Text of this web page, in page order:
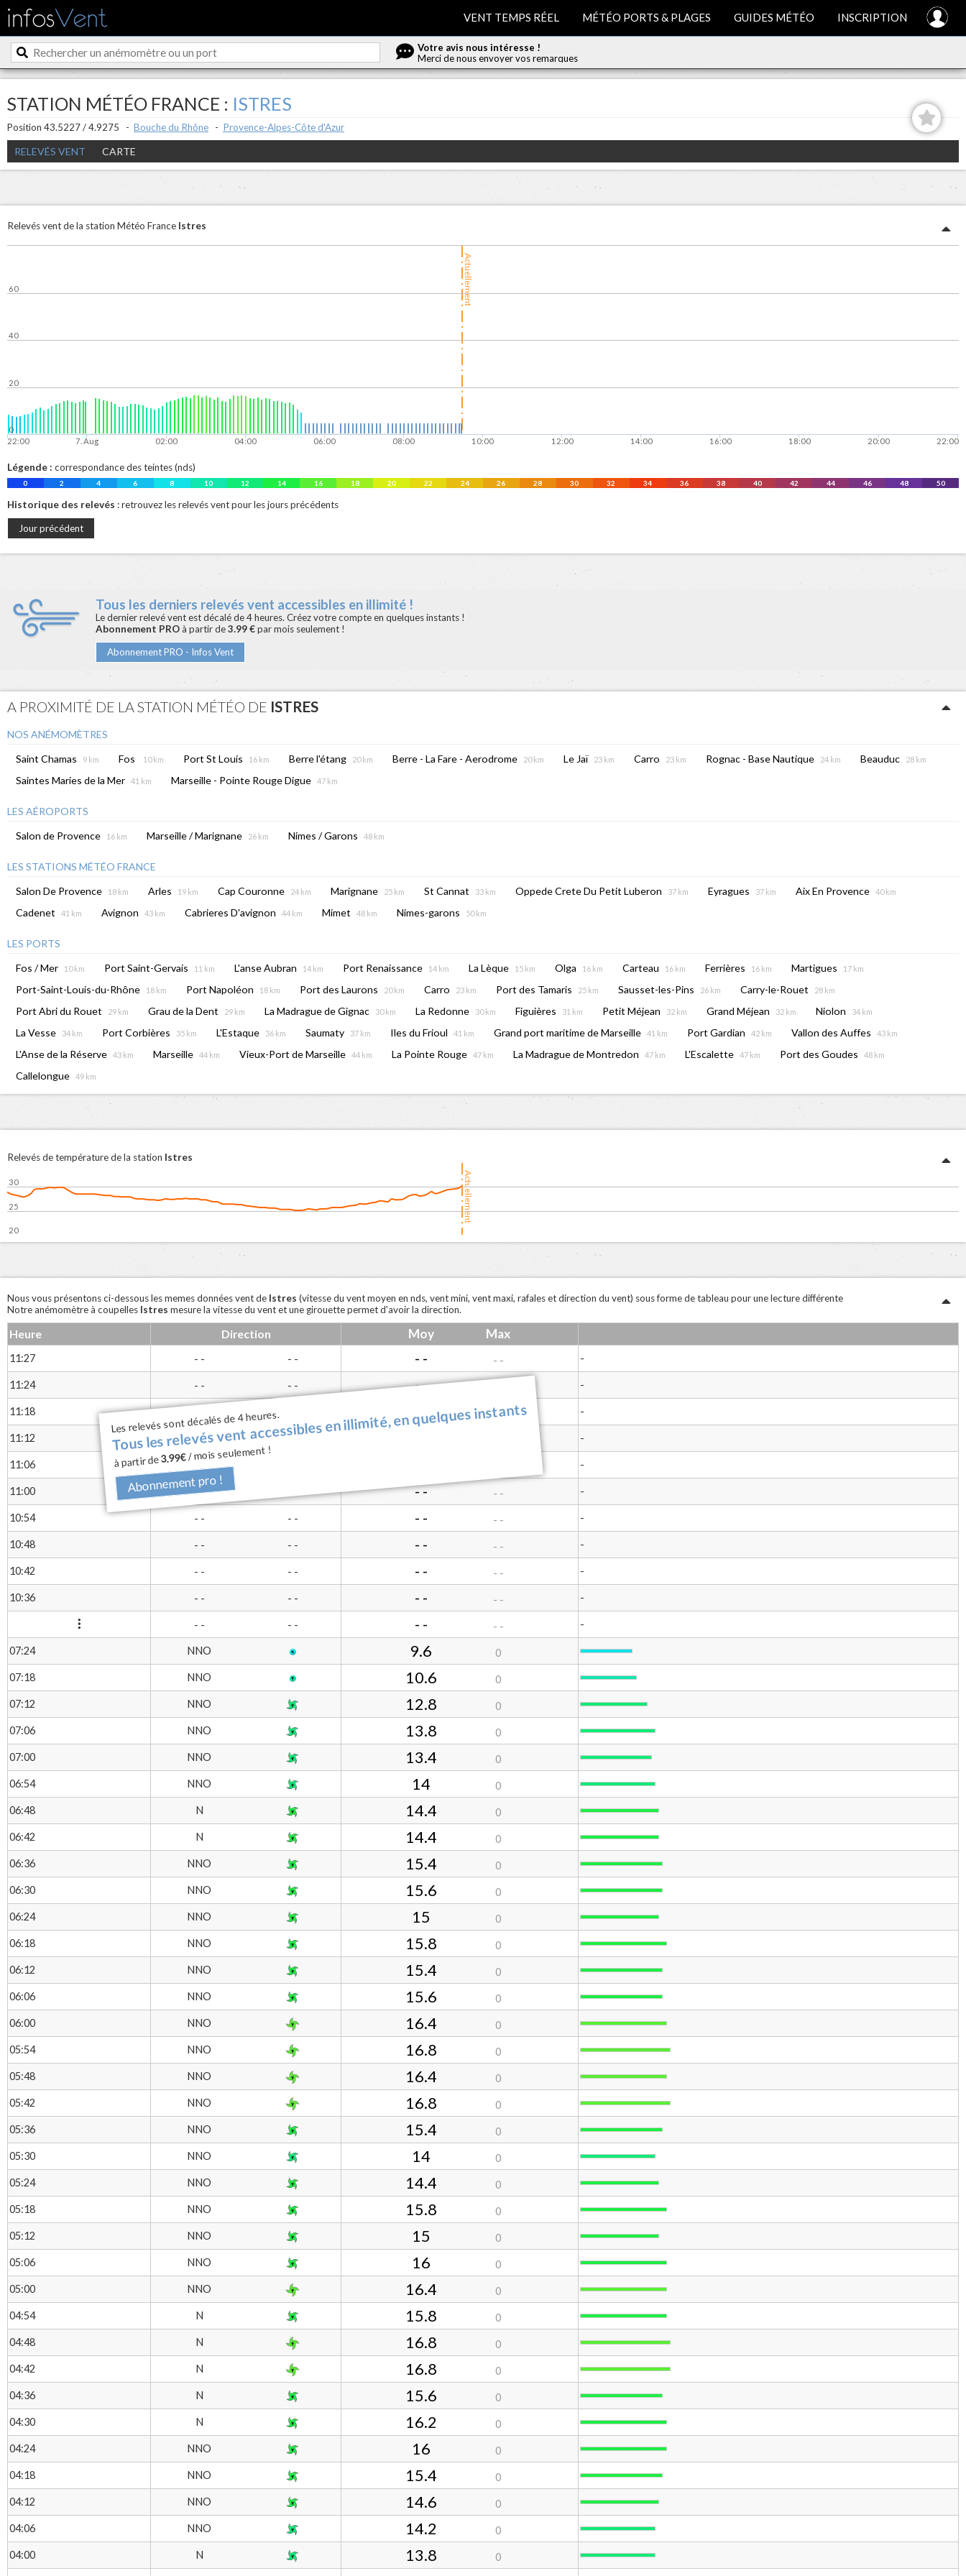
VENT TEMPS RÉEL MÉTÉO PORTS & PLAGES GUIDES MÉTÉO INSCRIPTION
Votre avis nous intéresse !
Merci de nous envoyer vos remarques
STATION MÉTÉO FRANCE : ISTRES
Position 43.5227 / 4.9275 - Bouche du Rhône - Provence-Alpes-Côte d'Azur
RELEVÉS VENT CARTE
Relevés vent de la station Météo France Istres
Actuellement
22:00 7. Aug 02:00 04:00 06:00 08:00 10:00 12:00 14:00 16:00 18:00 20:00 22:00
0
20
40
60
Légende : correspondance des teintes (nds)
0 2 4 6 8 10 12 14 16 18 20 22 24 26 28 30 32 34 36 38 40 42 44 46 48 50
Historique des relevés : retrouvez les relevés vent pour les jours précédents
Jour précédent
Tous les derniers relevés vent accessibles en illimité !
Le dernier relevé vent est décalé de 4 heures. Créez votre compte en quelques instants !
Abonnement PROà partir de3.99 €par mois seulement !
Abonnement PRO - Infos Vent
A PROXIMITÉ DE LA STATION MÉTÉO DE ISTRES
NOS ANÉMOMÈTRES
Saint Chamas
9 km Fos 10 km Port St Louis 16 km Berre l'étang 20 km Berre - La Fare - Aerodrome 20 km Le Jaï 23 km Carro 23 km Rognac - Base Nautique 24 km Beauduc 28 km
Saintes Maries de la Mer 41 km Marseille - Pointe Rouge Digue 47 km
LES AÉROPORTS
Salon de Provence
16 km Marseille / Marignane 26 km Nimes / Garons 48 km
LES STATIONS MÉTÉO FRANCE
Salon De Provence
18 km Arles 19 km Cap Couronne 24 km Marignane 25 km St Cannat 33 km Oppede Crete Du Petit Luberon 37 km Eyragues 37 km Aix En Provence 40 km
Cadenet 41 km Avignon 43 km Cabrieres D'avignon 44 km Mimet 48 km Nimes-garons 50 km
LES PORTS
Fos / Mer
10 km Port Saint-Gervais 11 km L'anse Aubran 14 km Port Renaissance 14 km La Lèque 15 km Olga 16 km Carteau 16 km Ferrières 16 km Martigues 17 km
Port-Saint-Louis-du-Rhône 18 km Port Napoléon 18 km Port des Laurons 20 km Carro 23 km Port des Tamaris 25 km Sausset-les-Pins 26 km Carry-le-Rouet 28 km
Port Abri du Rouet 29 km Grau de la Dent 29 km La Madrague de Gignac 30 km La Redonne 30 km Figuières 31 km Petit Méjean 32 km Grand Méjean 32 km Niolon 34 km
La Vesse 34 km Port Corbières 35 km L'Estaque 36 km Saumaty 37 km Iles du Frioul 41 km Grand port maritime de Marseille 41 km Port Gardian 42 km Vallon des Auffes 43 km
L'Anse de la Réserve 43 km Marseille 44 km Vieux-Port de Marseille 44 km La Pointe Rouge 47 km La Madrague de Montredon 47 km L'Escalette 47 km Port des Goudes 48 km
Callelongue 49 km
Relevés de température de la station Istres
Actuellement
7. Aug 02:00 04:00 06:00 08:00 10:00 12:00 14:00 16:00 18:00 20:00 22:00
20
25
30
Nous vous présentons ci-dessous les memes données vent de Istres (vitesse du vent moyen en nds, vent mini, vent maxi, rafales et direction du vent) sous forme de tableau pour une lecture différente
Notre anémomètre à coupelles Istres mesure la vitesse du vent et une girouette permet d'avoir la direction.
Les relevés sont décalés de 4 heures.
Tous les relevés vent accessibles en illimité, en quelques instants
à partir de3.99€ / mois seulement !
Abonnement pro !
Heure Direction Moy Max
11:27 - - - - - - - - -
11:24 - - - - - - -
11:18 - - - - -
11:12 - - - - -
11:06 -
11:00 - - - - - - -
10:54 - - - - - - - - -
10:48 - - - - - - - - -
10:42 - - - - - - - - -
10:36 - - - - - - - - -
- - - - - - - - -
07:24 NNO 9.6 0
07:18 NNO 10.6 0
07:12 NNO 12.8 0
07:06 NNO 13.8 0
07:00 NNO 13.4 0
06:54 NNO 14 0
06:48 N 14.4 0
06:42 N 14.4 0
06:36 NNO 15.4 0
06:30 NNO 15.6 0
06:24 NNO 15 0
06:18 NNO 15.8 0
06:12 NNO 15.4 0
06:06 NNO 15.6 0
06:00 NNO 16.4 0
05:54 NNO 16.8 0
05:48 NNO 16.4 0
05:42 NNO 16.8 0
05:36 NNO 15.4 0
05:30 NNO 14 0
05:24 NNO 14.4 0
05:18 NNO 15.8 0
05:12 NNO 15 0
05:06 NNO 16 0
05:00 NNO 16.4 0
04:54 N 15.8 0
04:48 N 16.8 0
04:42 N 16.8 0
04:36 N 15.6 0
04:30 N 16.2 0
04:24 NNO 16 0
04:18 NNO 15.4 0
04:12 NNO 14.6 0
04:06 NNO 14.2 0
04:00 N 13.8 0